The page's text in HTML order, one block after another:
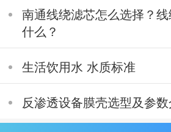
南通线绕滤芯怎么选择？
什么？
生活饮用水 水质标准
反渗透设备膜壳选型及参数